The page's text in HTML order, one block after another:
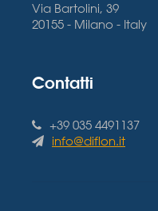
Via Bartolini, 39
20155 - Milano - Italy
Contatti
+39 035 4491137
info@diflon.it